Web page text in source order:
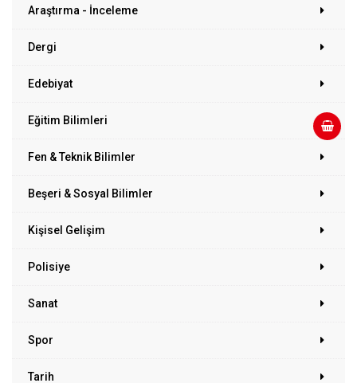
Araştırma - İnceleme
Dergi
Edebiyat
Eğitim Bilimleri
Fen & Teknik Bilimler
Beşeri & Sosyal Bilimler
Kişisel Gelişim
Polisiye
Sanat
Spor
Tarih